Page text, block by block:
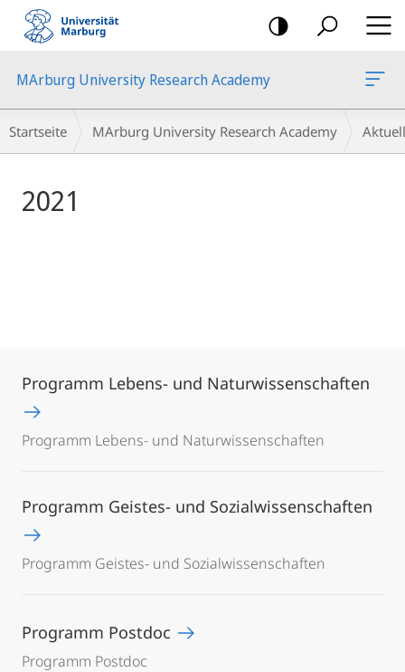
Mobile-
Navigation
MArburg University Research Academy
Hauptinhalt
Breadcrumb-
Navigation
Startseite MArburg University Research Academy
2021
Programm Lebens- und Naturwissenschaften
Programm Lebens- und Naturwissenschaften
Programm Geistes- und Sozialwissenschaften
Programm Geistes- und Sozialwissenschaften
Programm Postdoc
Programm Postdoc